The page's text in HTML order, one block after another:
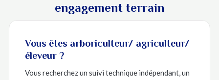
engagement terrain
Vous êtes arboriculteur/ agriculteur/
éleveur ?
Vous recherchez un suivi technique indépendant, un